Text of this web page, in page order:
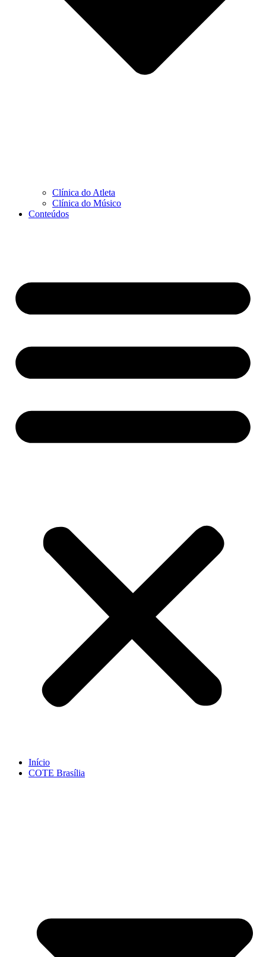
Clínica do Atleta
Clínica do Músico
Conteúdos
Início
COTE Brasília